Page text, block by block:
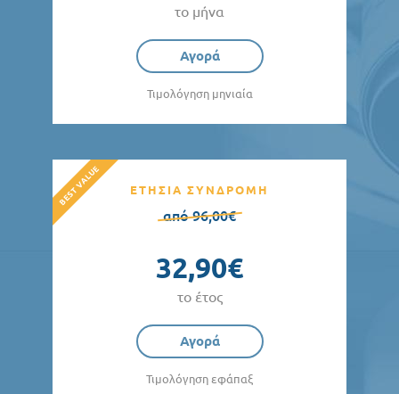
το μήνα
Αγορά
Τιμολόγηση μηνιαία
ΕΤΗΣΙΑ ΣΥΝΔΡΟΜΗ
από 96,00€
32,90€
το έτος
Αγορά
Τιμολόγηση εφάπαξ